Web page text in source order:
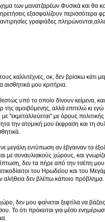
των μανατζαρέων.Φυσικά και θα
εξασφαλίζουν περισσότερα
γραφιάδες
καλλιτέχνες, οκ, δεν βρίσκω κάτι
αισθητικά μου κριτήρια.
υπό το οποίο δίνουν κείμενα,
αμοιβόμενης, αλλά επιτελώ κι εγώ
"εκμεταλλεύεται" με όρους
την ατομική μου έκφραση και τη
μεγάλη εντύπωση αν έβγαιναν τα
με συναυλιακούς χώρους, και
δεν τα πήρε από την τσέπη
του Ηρωδείου και του
αλήθεια δεν βλέπω κάποιο πρόβλημα.
δεν μου φαίνεται ξεφτίλα να
Το ότι πρόκειται για μέσο